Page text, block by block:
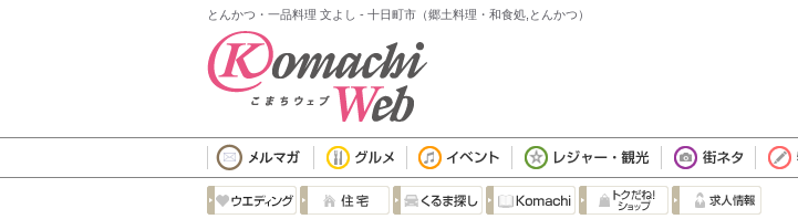
とんかつ・一品料理 文よし - 十日町市（郷土料理・和食処,とんかつ）